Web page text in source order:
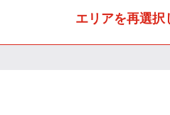
エリアを再選択